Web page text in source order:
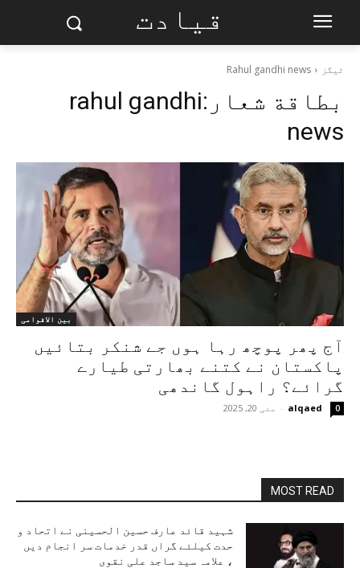
قیادت
ٹیگز Rahul gandhi news
بطاقة شعار:rahul gandhi
news
بین الاقوامی
آج پھر پوچھ رہا ہوں جے شنکر بتائیں
پاکستان نے کتنے بھارتی طیارے
گرائے؟ راہول گاندھی
alqaed
- مئی 20, 2025 0
MOST READ
شہید قائد عارف حسین الحسینی نے اتحاد و
حدت کیلئے گراں قدر خدمات سر انجام دیں
، علامہ سید ساجد علی نقوی